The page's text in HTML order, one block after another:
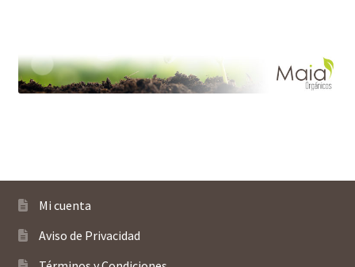
Mi cuenta
Aviso de Privacidad